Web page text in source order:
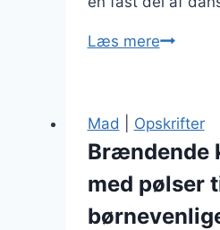
Læs mere
bacon:
en
sprød
smag
Mad Opskrifter
Brændende
med pølser